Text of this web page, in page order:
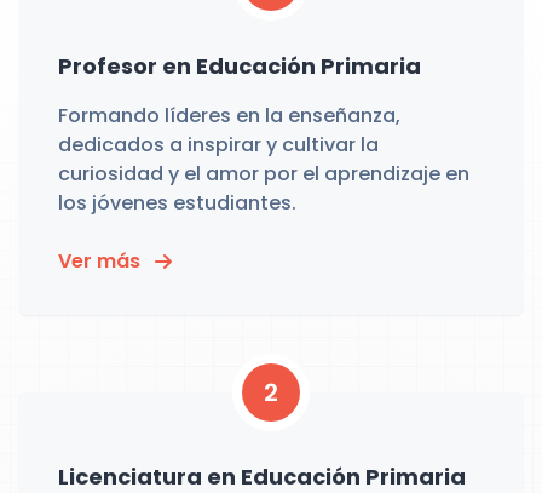
Profesor en Educación Primaria
Formando líderes en la enseñanza,
dedicados a inspirar y cultivar la
curiosidad y el amor por el aprendizaje en
los jóvenes estudiantes.
Ver más
2
Licenciatura en Educación Primaria